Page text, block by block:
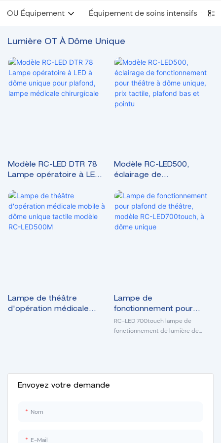
OU Équipement Équipement de soins intensifs
Lumière OT À Dôme Unique
Envoyez votre demande
Nom
E-Mail
Modèle RC-LED DTR 78
Lampe opératoire à LED
plafond, lampe médicale
chirurgicale
Modèle RC-LED500,
éclairage de
théâtre à dôme unique,
prix tactile, plafond bas et
pointu
Lampe de théâtre
d'opération médicale
Lampe de
fonctionnement pour
plafond de théâtre,
modèle RC-LED700touch,
RC-LED 700touch lampe de
fonctionnement de lumière de